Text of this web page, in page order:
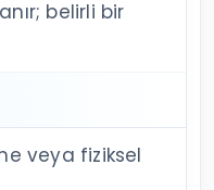
belirli bir
veya fiziksel